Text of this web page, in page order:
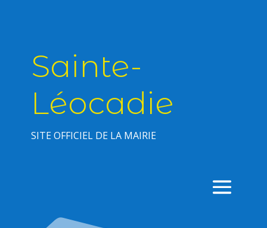
Sainte-
Léocadie
SITE OFFICIEL DE LA MAIRIE